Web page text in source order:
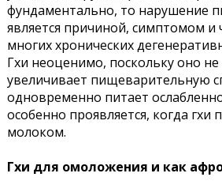
фундаментально, то нарушение
является причиной, симптомом и
многих хронических
Гхи неоценимо, поскольку оно
увеличивает пищеварительную
одновременно питает
особенно проявляется, когда гхи
молоком.
Гхи для омоложения и как